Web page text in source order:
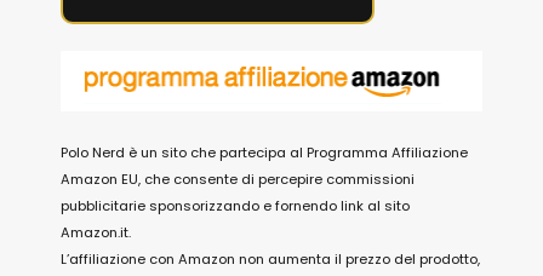
Polo Nerd è un sito che partecipa al Programma Affiliazione
Amazon EU, che consente di percepire commissioni
pubblicitarie sponsorizzando e fornendo link al sito
Amazon.it.
L’affiliazione con Amazon non aumenta il prezzo del prodotto,